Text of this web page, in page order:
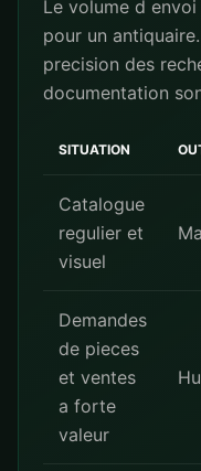
Le volume d
pour un
precision des
documentation
SITUATION
Catalogue
regulier et
visuel
Demandes
de pieces
et ventes
a forte
valeur